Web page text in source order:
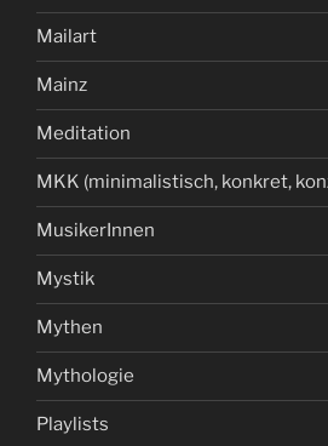
Mailart
Mainz
Meditation
MKK (minimalistisch, konkret,
MusikerInnen
Mystik
Mythen
Mythologie
Playlists